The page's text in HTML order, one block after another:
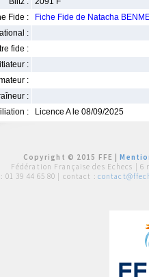
Fide :
Fiche Fide de Natacha
:
fide :
:
:
:
:
Licence A le 08/09/2025
Copyright © 2015 FFE |
Fédération Française des Echecs | 6
01 39 44 65 80 | contact :